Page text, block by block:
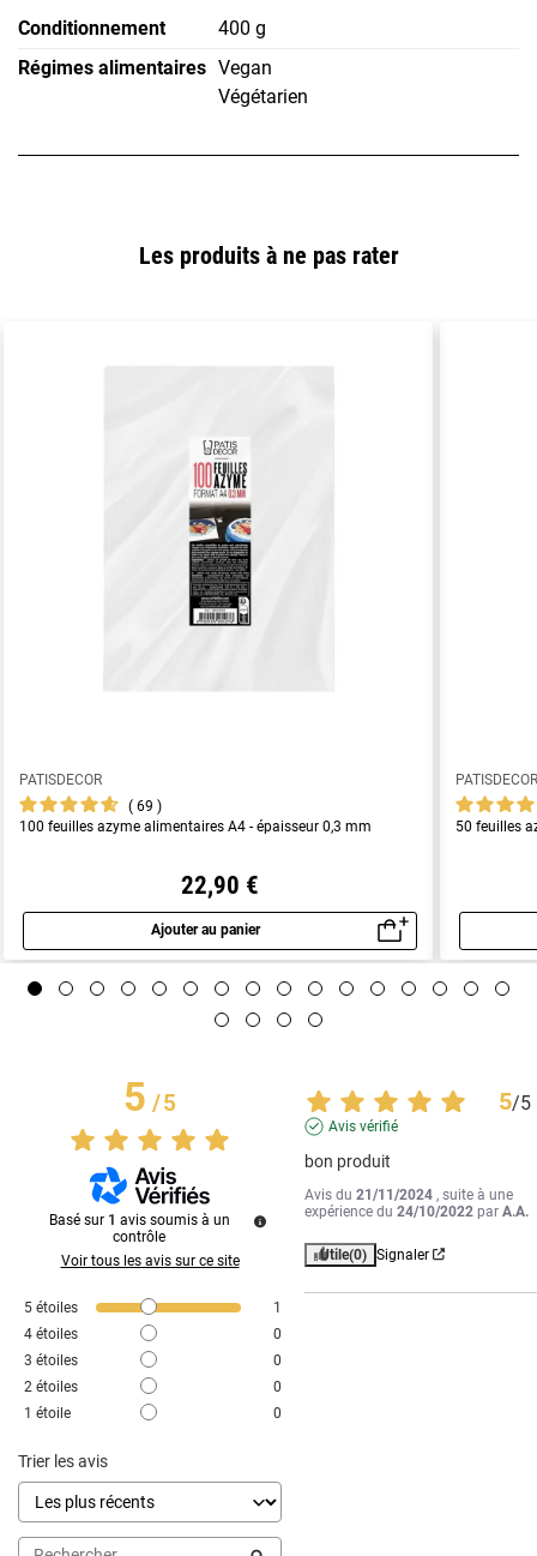
Conditionnement
400 g
Régimes alimentaires Vegan
Végétarien
Les produits à ne pas rater
PATISDECOR
69
100 feuilles azyme alimentaires A4 - épaisseur 0,3 mm
22,90 €
Ajouter au panier
Aperçu rapide
50 feuilles
5/5
Basé sur 1 avis soumis à un
contrôle
Voir tous les avis sur ce site
5 étoiles
1
4 étoiles
0
3 étoiles
0
2 étoiles
0
1 étoile 0
Trier les avis
5/5
Avis vérifié
bon produit
Avis du21/11/2024 , suite à une
expérience du24/10/2022 parA.A.
Utile(0) Signaler